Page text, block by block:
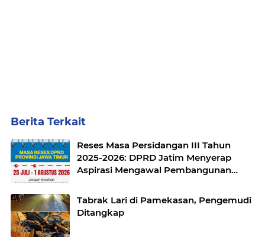
Berita Terkait
Reses Masa Persidangan III Tahun
2025-2026: DPRD Jatim Menyerap
Aspirasi Mengawal Pembangunan
Tabrak Lari di Pamekasan, Pengemudi
Ditangkap